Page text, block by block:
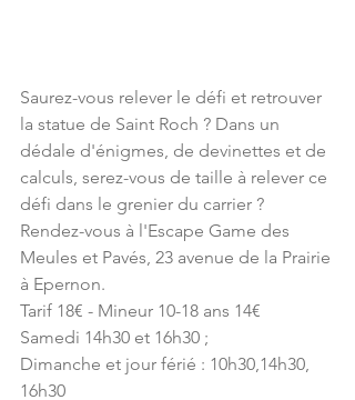
Saurez-vous relever le défi et retrouver
la statue de Saint Roch ? Dans un
dédale d'énigmes, de devinettes et de
calculs, serez-vous de taille à relever ce
défi dans le grenier du carrier ?
Rendez-vous à l'Escape Game des
Meules et Pavés, 23 avenue de la Prairie
à Epernon.
Tarif 18€ - Mineur 10-18 ans 14€
Samedi 14h30 et 16h30 ;
Dimanche et jour férié : 10h30,14h30,
16h30